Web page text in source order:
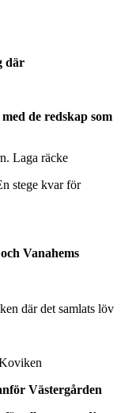
där
de redskap som
Laga räcke
stege kvar för
Vanahems
där det samlats löv
Västergården